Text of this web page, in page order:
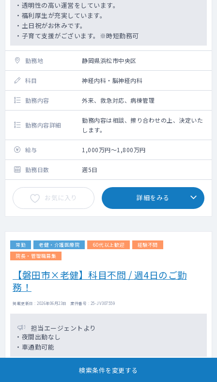
・透明性の高い運営をしています。
・福利厚生が充実しています。
・土日祝がお休みです。
・子育て支援がございます。※時短勤務可
勤務地 静岡県浜松市中央区
科目 神経内科・脳神経内科
勤務内容 外来、救急対応、病棟管理
勤務内容詳細
勤務内容は相談、擦り合わせの上、決定いた
します。
給与 1,000万円～1,800万円
勤務日数 週5日
お気に入り 詳細をみる
常勤 老健・介護医療院 60代以上歓迎
経験不問
院長・管理職募集
【磐田市×老健】科目不問 / 週4日のご勤
務！
掲載更新日 : 2026年06月23日 案件番号 : 25-JV307559
担当エージェントより
・夜間出動なし
・車通勤可能
静岡県磐田市
検索条件を変更する